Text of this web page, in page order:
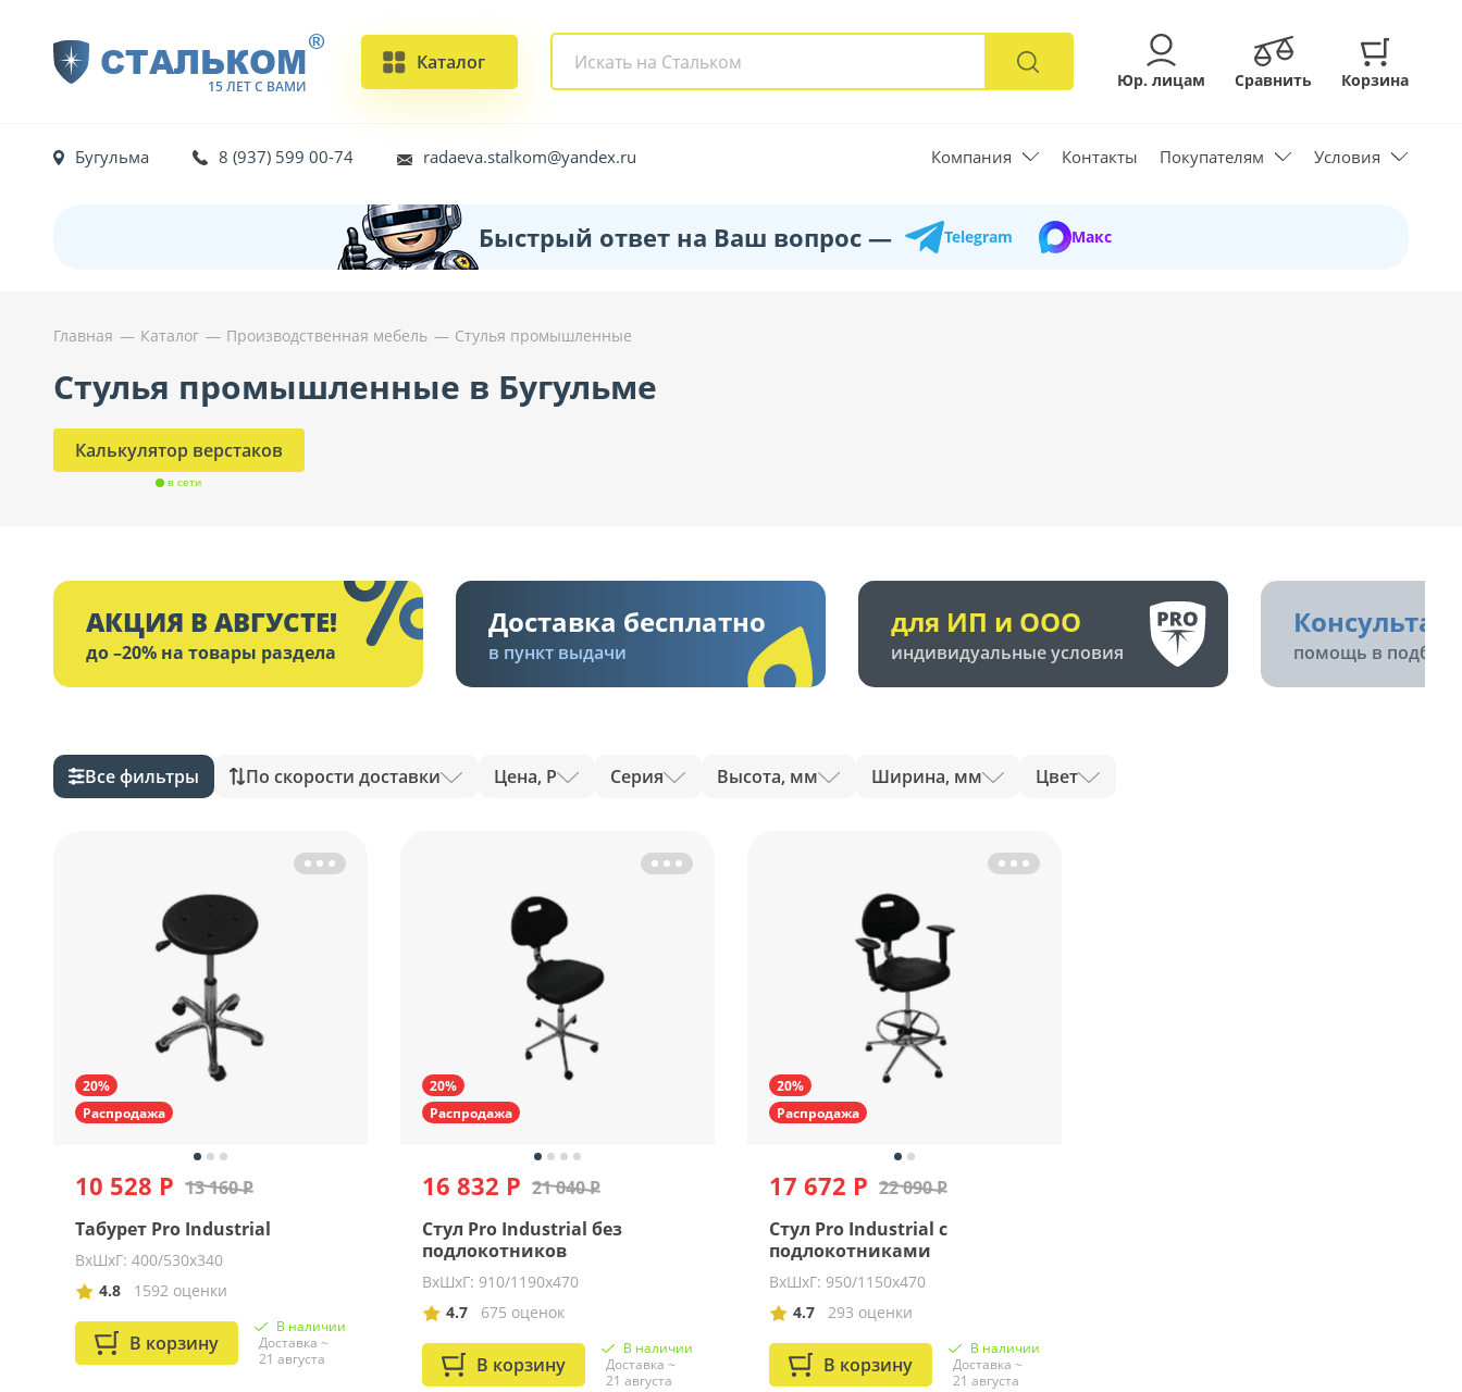
СТАЛЬКОМ
15 ЛЕТ С ВАМИ
®
Каталог
Юр. лицам Сравнить Корзина
Бугульма 8 (937) 599 00-74 radaeva.stalkom@yandex.ru Компания Контакты Покупателям Условия
Быстрый ответ на Ваш вопрос — Telegram Макс
Главная Каталог Производственная мебель Стулья промышленные
Стулья промышленные в Бугульме
Калькулятор верстаков
в сети
АКЦИЯ В АВГУСТЕ!
до –20% на товары раздела
Доставка бесплатно
в пункт выдачи
для ИП и ООО
индивидуальные условия помощь в подборе
Все фильтры По скорости доставки Цена, Р Серия Высота, мм Ширина, мм Цвет
20%
Распродажа
10 528 Р 13 160 Р
Табурет Pro Industrial
ВхШхГ: 400/530х340
4.8
1592 оценки
В корзину
В наличии
Доставка ~
21 августа
20%
Распродажа
16 832 Р 21 040 Р
Стул Pro Industrial без
подлокотников
ВхШхГ: 910/1190х470
4.7
675 оценок
В корзину
В наличии
Доставка ~
21 августа
20%
Распродажа
17 672 Р 22 090 Р
Стул Pro Industrial с
подлокотниками
ВхШхГ: 950/1150х470
4.7
293 оценки
В корзину
В наличии
Доставка ~
21 августа